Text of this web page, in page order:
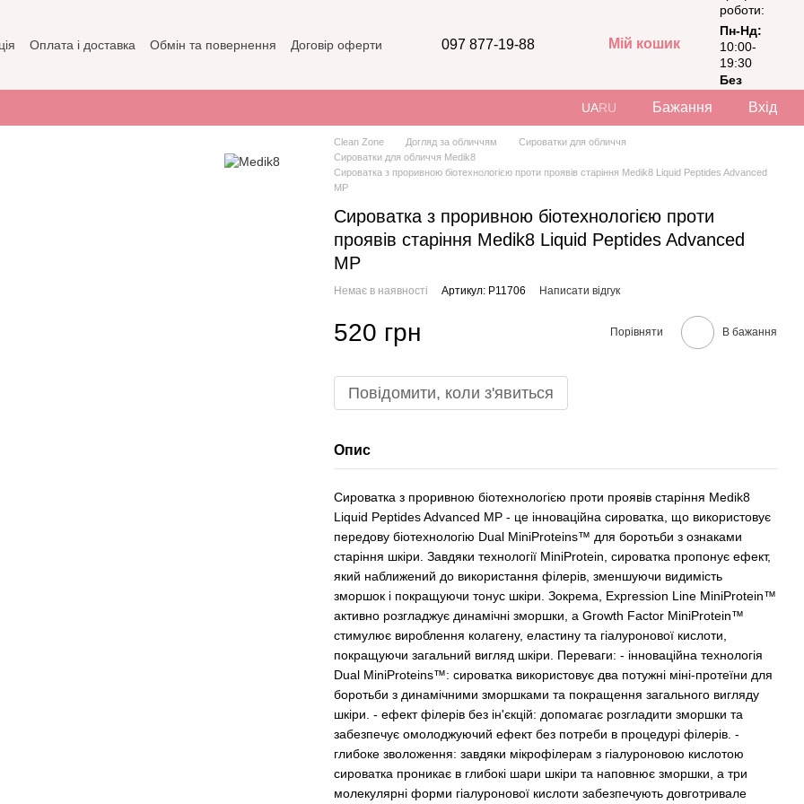
Оплата і доставка Обмін та повернення
Договір оферти
097 877-19-88 Мій кошик
роботи:
Пн-Нд:
10:00-
19:30
Без
UARU Бажання Вхід
Clean Zone Догляд за обличчям
Сироватки для обличчя
Сироватки для обличчя Medik8
Сироватка з проривною біотехнологією проти проявів старіння Medik8 Liquid Peptides Advanced
MP
Сироватка з проривною біотехнологією проти
проявів старіння Medik8 Liquid Peptides Advanced
MP
Немає в наявності Артикул: P11706 Написати відгук
520 грн Порівняти В бажання
Повідомити, коли з'явиться
Опис
Сироватка з проривною біотехнологією проти проявів старіння Medik8
Liquid Peptides Advanced MP - це інноваційна сироватка, що використовує
передову біотехнологію Dual MiniProteins™ для боротьби з ознаками
старіння шкіри. Завдяки технології MiniProtein, сироватка пропонує ефект,
який наближений до використання філерів, зменшуючи видимість
зморшок і покращуючи тонус шкіри. Зокрема, Expression Line MiniProtein™
активно розгладжує динамічні зморшки, а Growth Factor MiniProtein™
стимулює вироблення колагену, еластину та гіалуронової кислоти,
покращуючи загальний вигляд шкіри. Переваги: - інноваційна технологія
Dual MiniProteins™: сироватка використовує два потужні міні-протеїни для
боротьби з динамічними зморшками та покращення загального вигляду
шкіри. - ефект філерів без ін'єкцій: допомагає розгладити зморшки та
забезпечує омолоджуючий ефект без потреби в процедурі філерів. -
глибоке зволоження: завдяки мікрофілерам з гіалуроновою кислотою
сироватка проникає в глибокі шари шкіри та наповнює зморшки, а три
молекулярні форми гіалуронової кислоти забезпечують довготривале